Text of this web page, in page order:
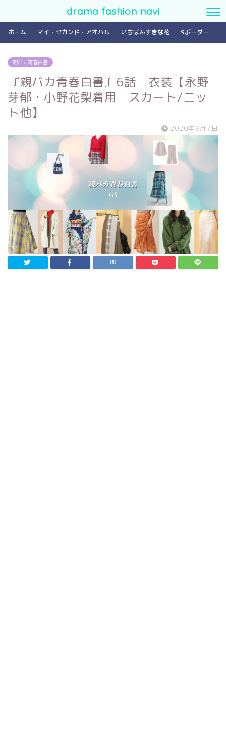
drama fashion navi
ホーム マイ・セカンド・アオハル いちばんすきな花 9ボーダー
親バカ青春白書
『親バカ青春白書』6話 衣装【永野
芽郁・小野花梨着用 スカート/ニッ
ト他】
2020年9月7日